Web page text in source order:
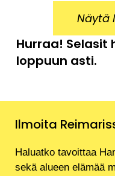
Näytä
Hurraa! Selasit
loppuun asti.
Ilmoita
Haluatko tavoittaa
sekä alueen elämää